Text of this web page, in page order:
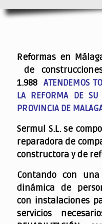
Reformas en
de
1.988ATENDEMOS
LA REFORMA DE
PROVINCIA DE
Sermul S.L. se
reparadora de
constructora y de
Contando con
dinámica de
con instalaciones
servicios